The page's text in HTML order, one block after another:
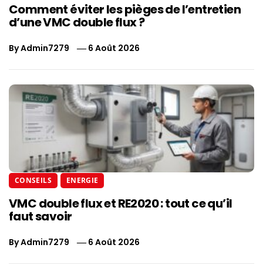
Comment éviter les pièges de l’entretien
d’une VMC double flux ?
ByAdmin7279 6 Août 2026
CONSEILS ENERGIE
VMC double flux et RE2020 : tout ce qu’il
faut savoir
ByAdmin7279 6 Août 2026